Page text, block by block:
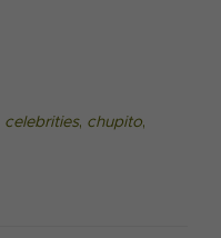
celebrities, chupito,